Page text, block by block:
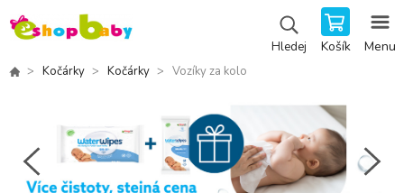
Hledej Košík Menu
Kočárky Kočárky Vozíky za kolo